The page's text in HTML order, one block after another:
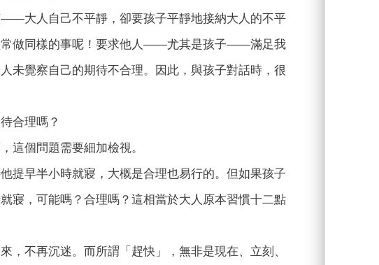
大人自己不平靜，卻要孩子平靜地接納大人的不平
常做同樣的事呢！要求他人——尤其是孩子——滿足我
未覺察自己的期待不合理。因此，與孩子對話時，很
合理嗎？
這個問題需要細加檢視。
提早半小時就寢，大概是合理也易行的。但如果孩子
寢，可能嗎？合理嗎？這相當於大人原本習慣十二點
，不再沉迷。而所謂「趕快」，無非是現在、立刻、